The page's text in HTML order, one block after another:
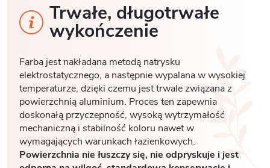
Trwałe, długotrwałe
wykończenie
Farba jest nakładana metodą natrysku
elektrostatycznego, a następnie wypalana w wysokiej
temperaturze, dzięki czemu jest trwale związana z
powierzchnią aluminium. Proces ten zapewnia
doskonałą przyczepność, wysoką wytrzymałość
mechaniczną i stabilność koloru nawet w
wymagających warunkach łazienkowych.
Powierzchnia nie łuszczy się, nie odpryskuje i jest